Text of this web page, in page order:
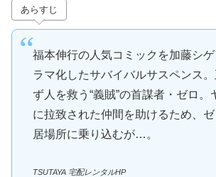
あらすじ
福本伸行の人気コミックを加藤シ
ラマ化したサバイバルサスペンス
ず人を救う“義賊”の首謀者・ゼロ。
に拉致された仲間を助けるため、
居場所に乗り込むが…。
TSUTAYA 宅配レンタルHP